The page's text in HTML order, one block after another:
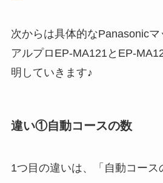
次からは具体的なPanasonicマ
アルプロEP-MA121とEP-
明していきます♪
違い①自動コースの数
1つ目の違いは、「自動コース